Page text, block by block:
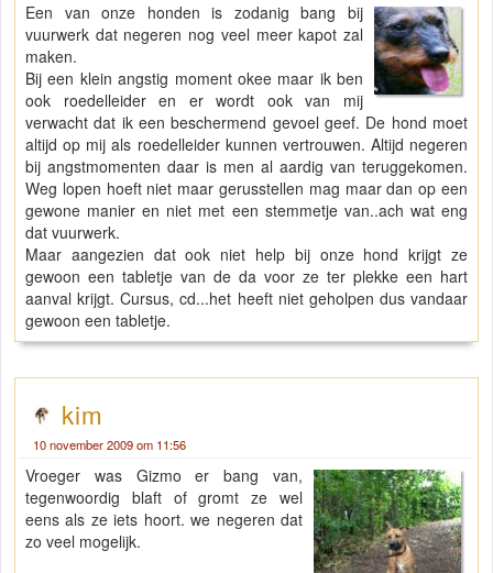
Een van onze honden is zodanig bang bij
vuurwerk dat negeren nog veel meer kapot zal
maken.
Bij een klein angstig moment okee maar ik ben
ook roedelleider en er wordt ook van mij
verwacht dat ik een beschermend gevoel geef. De hond moet
altijd op mij als roedelleider kunnen vertrouwen. Altijd negeren
bij angstmomenten daar is men al aardig van teruggekomen.
Weg lopen hoeft niet maar gerusstellen mag maar dan op een
gewone manier en niet met een stemmetje van..ach wat eng
dat vuurwerk.
Maar aangezien dat ook niet help bij onze hond krijgt ze
gewoon een tabletje van de da voor ze ter plekke een hart
aanval krijgt. Cursus, cd...het heeft niet geholpen dus vandaar
gewoon een tabletje.
kim
10 november 2009 om 11:56
Vroeger was Gizmo er bang van,
tegenwoordig blaft of gromt ze wel
eens als ze iets hoort. we negeren dat
zo veel mogelijk.